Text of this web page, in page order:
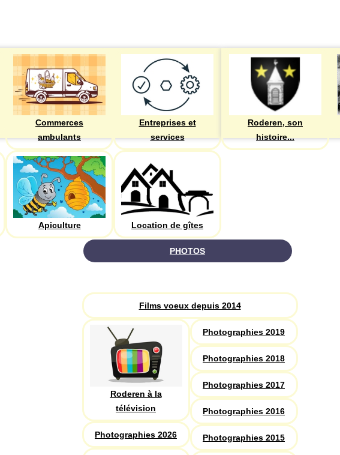
Commerces
ambulants
Entreprises et
services
Apiculture Location de gîtes
Roderen, son
histoire...
PHOTOS
Films voeux depuis 2014
Roderen à la
télévision
Photographies 2026
Photographies 2019
Photographies 2018
Photographies 2017
Photographies 2016
Photographies 2015